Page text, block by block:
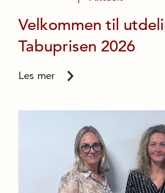
Velkommen til
Tabuprisen 2026
Les mer